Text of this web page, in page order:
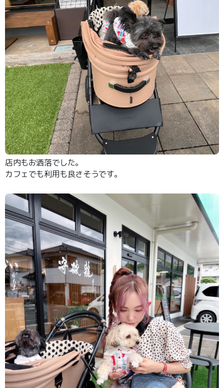
店内もお洒落でした。
カフェでも利用も良さそうです。